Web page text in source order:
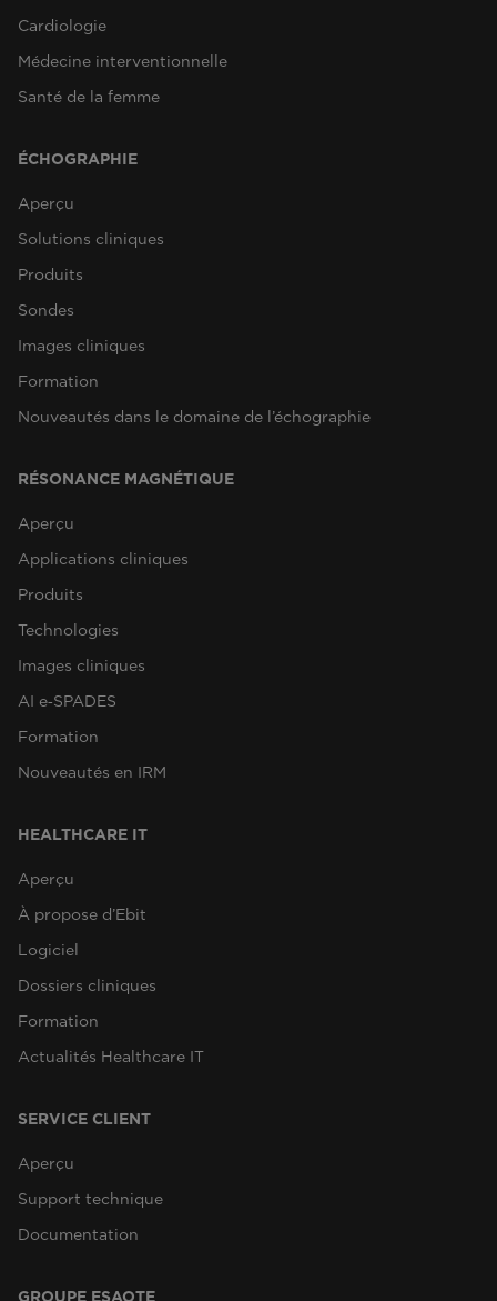
Cardiologie
Médecine interventionnelle
Santé de la femme
ÉCHOGRAPHIE
Aperçu
Solutions cliniques
Produits
Sondes
Images cliniques
Formation
Nouveautés dans le domaine de l’échographie
RÉSONANCE MAGNÉTIQUE
Aperçu
Applications cliniques
Produits
Technologies
Images cliniques
AI e‑SPADES
Formation
Nouveautés en IRM
HEALTHCARE IT
Aperçu
À propose d’Ebit
Logiciel
Dossiers cliniques
Formation
Actualités Healthcare IT
SERVICE CLIENT
Aperçu
Support technique
Documentation
GROUPE ESAOTE